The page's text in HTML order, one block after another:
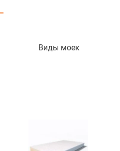
Виды моек